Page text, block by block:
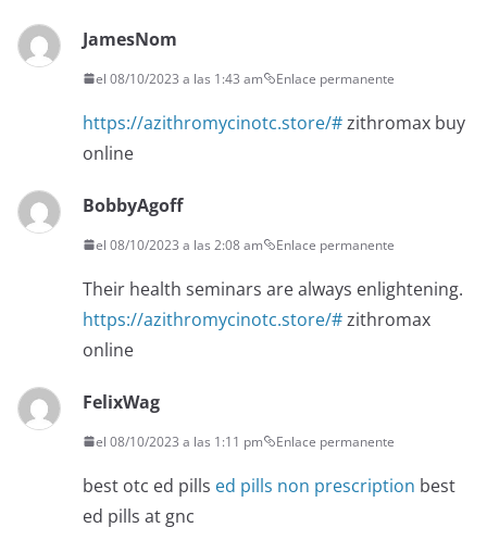
JamesNom
el 08/10/2023 a las 1:43 am Enlace permanente
https://azithromycinotc.store/#zithromax buy
online
BobbyAgoff
el 08/10/2023 a las 2:08 am Enlace permanente
Their health seminars are always enlightening.
https://azithromycinotc.store/#zithromax
online
FelixWag
el 08/10/2023 a las 1:11 pm Enlace permanente
best otc ed pills ed pills non prescription best
ed pills at gnc